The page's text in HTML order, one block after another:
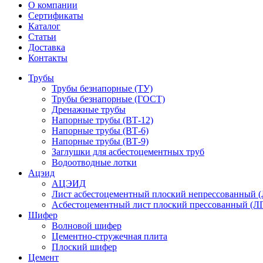
О компании
Сертификаты
Каталог
Статьи
Доставка
Контакты
Трубы
Трубы безнапорные (ТУ)
Трубы безнапорные (ГОСТ)
Дренажные трубы
Напорные трубы (ВТ-12)
Напорные трубы (ВТ-6)
Напорные трубы (ВТ-9)
Заглушки для асбестоцементных труб
Водоотводные лотки
Ацэид
АЦЭИД
Лист асбестоцементный плоский
Асбестоцементный лист плоский прессованный
Шифер
Волновой шифер
Цементно-стружечная плита
Плоский шифер
Цемент